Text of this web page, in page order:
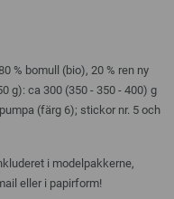
% bomull (bio), 20 % ren ny
g): ca 300 (350 - 350 - 400) g
(färg 6); stickor nr. 5 och
i modelpakkerne,
eller i papirform!